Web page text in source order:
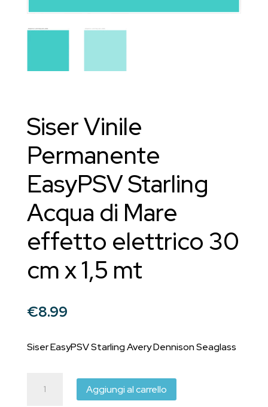
Siser Vinile
Permanente
EasyPSV Starling
Acqua di Mare
effetto elettrico 30
cm x 1,5 mt
€8.99
Siser EasyPSV Starling Avery Dennison Seaglass
Aggiungi al carrello